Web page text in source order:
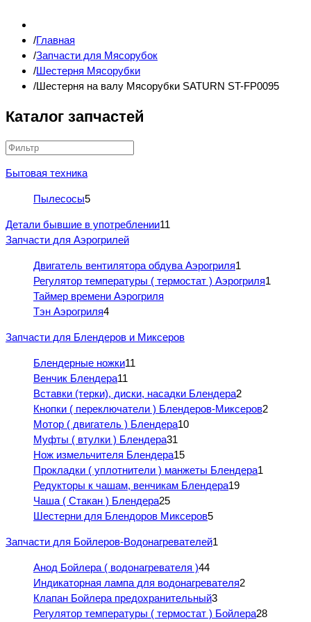
Главная
Запчасти для Мясорубок
Шестерня Мясорубки
Шестерня на валу Мясорубки SATURN ST-FP0095
Каталог запчастей
Бытовая техника
Пылесосы5
Детали бывшие в употреблении11
Запчасти для Аэрогрилей
Двигатель вентилятора обдува Аэрогриля1
Регулятор температуры ( термостат ) Аэрогриля1
Таймер времени Аэрогриля
Тэн Аэрогриля4
Запчасти для Блендеров и Миксеров
Блендерные ножки11
Венчик Блендера11
Вставки (терки), диски, насадки Блендера2
Кнопки ( переключатели ) Блендеров-Миксеров2
Мотор ( двигатель ) Блендера10
Муфты ( втулки ) Блендера31
Нож измельчителя Блендера15
Прокладки ( уплотнители ) манжеты Блендера1
Редукторы к чашам, венчикам Блендера19
Чаша ( Стакан ) Блендера25
Шестерни для Блендоров Миксеров5
Запчасти для Бойлеров-Водонагревателей1
Анод Бойлера ( водонагревателя )44
Индикаторная лампа для водонагревателя2
Клапан Бойлера предохранительный3
Регулятор температуры ( термостат ) Бойлера28